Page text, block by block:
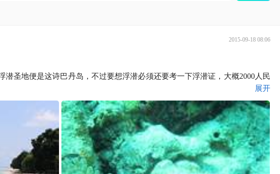
2015-09-18 08:06
圣地便是这诗巴丹岛，不过要想浮潜必须还要考一下浮潜证，大概2000人民
展开